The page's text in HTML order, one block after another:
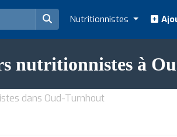
Nutritionnistes
nutritionnistes à
dans Oud-Turnhout